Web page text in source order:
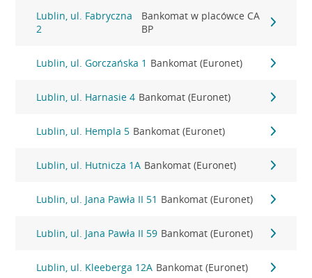
Lublin, ul. Fabryczna
2
Bankomat w placówce CA
BP
Lublin, ul. Gorczańska 1 Bankomat (Euronet)
Lublin, ul. Harnasie 4 Bankomat (Euronet)
Lublin, ul. Hempla 5 Bankomat (Euronet)
Lublin, ul. Hutnicza 1A Bankomat (Euronet)
Lublin, ul. Jana Pawła II 51 Bankomat (Euronet)
Lublin, ul. Jana Pawła II 59 Bankomat (Euronet)
Lublin, ul. Kleeberga 12A Bankomat (Euronet)